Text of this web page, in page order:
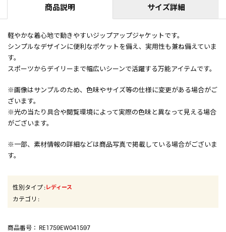
商品説明 サイズ詳細
軽やかな着心地で動きやすいジップアップジャケットです。
シンプルなデザインに便利なポケットを備え、実用性も兼ね備えていま
す。
スポーツからデイリーまで幅広いシーンで活躍する万能アイテムです。
※画像はサンプルのため、色味やサイズ等の仕様に変更がある場合がご
ざいます。
※光の当たり具合や閲覧環境によって実際の色味と異なって見える場合
がございます。
※一部、素材情報の詳細などは商品写真で掲載している場合がございま
す。
性別タイプ:レディース
カテゴリ :
商品番号 ： RE1759EW041597